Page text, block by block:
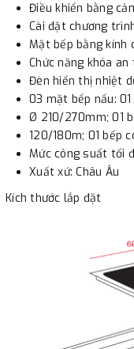
phường Cát Linh,
3. Chuyển khoản
- Nếu địa điểm giao
hoặc với những đơn
Chúng tôi sẽ thu
chuyển theo cước
- Sau khi có thông
Điều khiển bằng
Cài đặt chương
Mặt bếp bằng kính
Chức năng khóa an
Đèn hiển thị nhiệt
03 mặt bếp nấu:
Ø 210/270mm; 01
120/180m; 01 bếp
Mức công suất tối
Xuất xứ: Châu Âu
Kích thước lắp đặt